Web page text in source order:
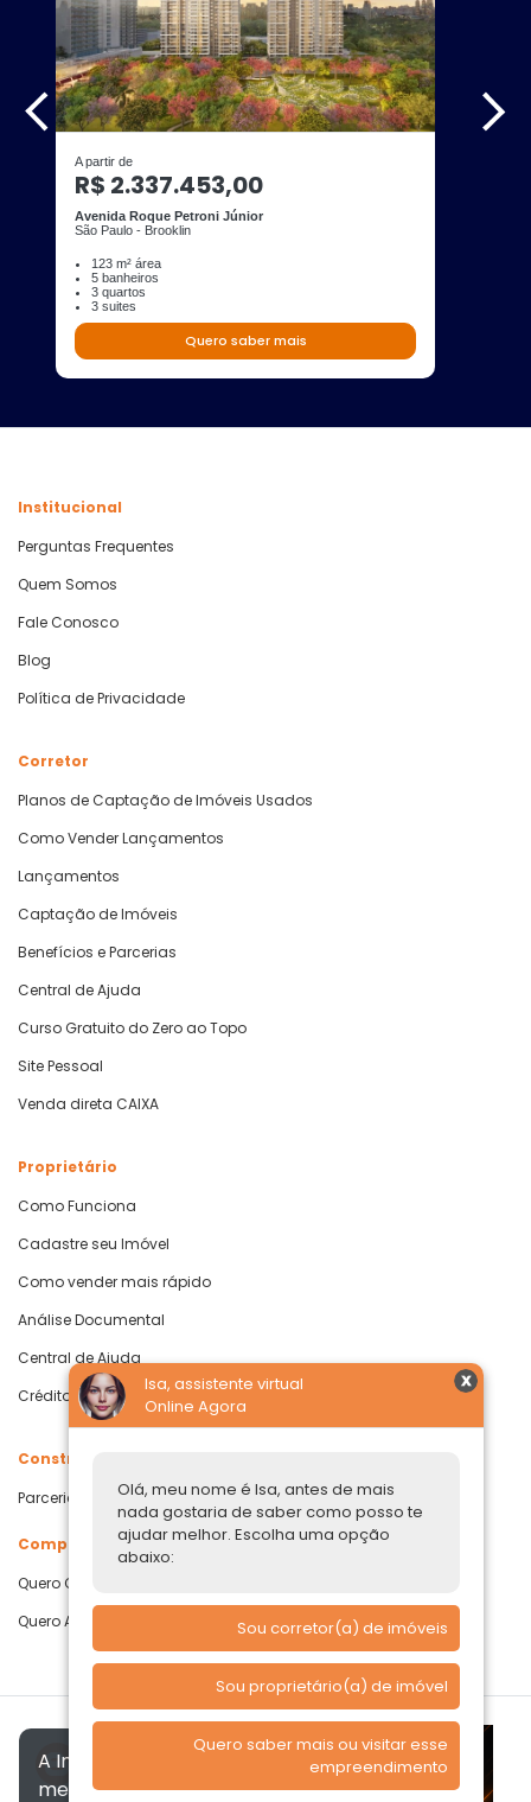
A partir de
R$ 2.337.453,00
Avenida Roque Petroni Júnior
São Paulo - Brooklin
123 m² área
5 banheiros
3 quartos
3 suites
Quero saber mais
Isa, assistente virtual
Online Agora
Olá, meu nome é Isa, antes de mais
nada gostaria de saber como posso te
ajudar melhor. Escolha uma opção
abaixo:
Sou corretor(a) de imóveis
Sou proprietário(a) de imóvel
Quero saber mais ou visitar esse
empreendimento
Institucional
Perguntas Frequentes
Quem Somos
Fale Conosco
Blog
Política de Privacidade
Corretor
Planos de Captação de Imóveis Usados
Como Vender Lançamentos
Lançamentos
Captação de Imóveis
Benefícios e Parcerias
Central de Ajuda
Curso Gratuito do Zero ao Topo
Site Pessoal
Venda direta CAIXA
Proprietário
Como Funciona
Cadastre seu Imóvel
Como vender mais rápido
Análise Documental
Central de Ajuda
Crédito com Garantia de Imóvel
Construtoras
Parcerias Imobiliárias
Comprar ou alugar
Quero Comprar
Quero Alugar
A Imóvelp utiliza cookies para
melhorar a sua experiência, de